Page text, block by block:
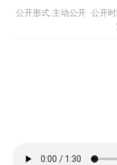
公开形式:主动公开 公开